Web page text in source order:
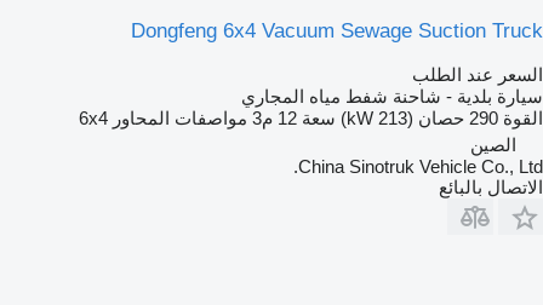
Dongfeng 6x4 Vacuum Sewage Suction Truck
السعر عند الطلب
سيارة بلدية - شاحنة شفط مياه المجاري
القوة 290 حصان (213 kW) سعة 12 م3 مواصفات المحاور 6x4
الصين
China Sinotruk Vehicle Co., Ltd.
الاتصال بالبائع